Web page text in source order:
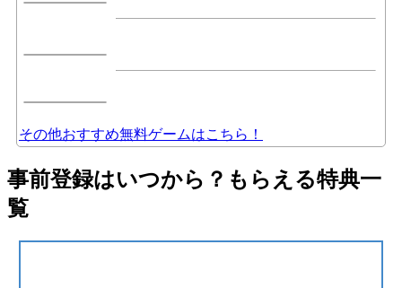
その他おすすめ無料ゲームはこちら！
事前登録はいつから？もらえる特典一
覧